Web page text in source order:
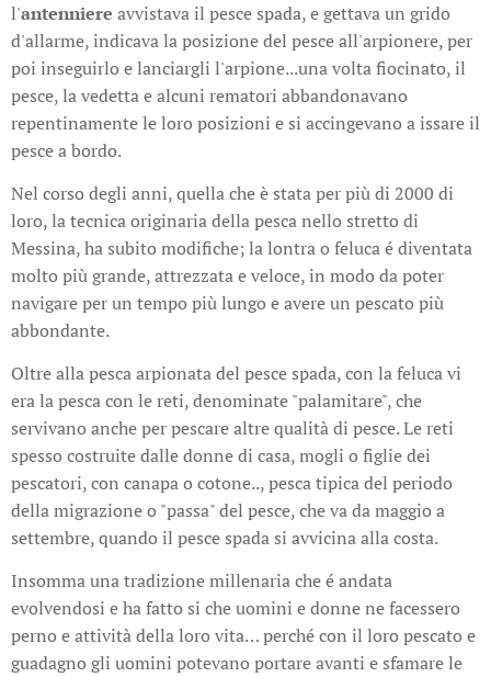
l'antenniere avvistava il pesce spada, e gettava un grido
d'allarme, indicava la posizione del pesce all'arpionere, per
poi inseguirlo e lanciargli l'arpione...una volta fiocinato, il
pesce, la vedetta e alcuni rematori abbandonavano
repentinamente le loro posizioni e si accingevano a issare il
pesce a bordo.
Nel corso degli anni, quella che è stata per più di 2000 di
loro, la tecnica originaria della pesca nello stretto di
Messina, ha subito modifiche; la lontra o feluca é diventata
molto più grande, attrezzata e veloce, in modo da poter
navigare per un tempo più lungo e avere un pescato più
abbondante.
Oltre alla pesca arpionata del pesce spada, con la feluca vi
era la pesca con le reti, denominate "palamitare", che
servivano anche per pescare altre qualità di pesce. Le reti
spesso costruite dalle donne di casa, mogli o figlie dei
pescatori, con canapa o cotone.., pesca tipica del periodo
della migrazione o "passa" del pesce, che va da maggio a
settembre, quando il pesce spada si avvicina alla costa.
Insomma una tradizione millenaria che é andata
evolvendosi e ha fatto si che uomini e donne ne facessero
perno e attività della loro vita… perché con il loro pescato e
guadagno gli uomini potevano portare avanti e sfamare le